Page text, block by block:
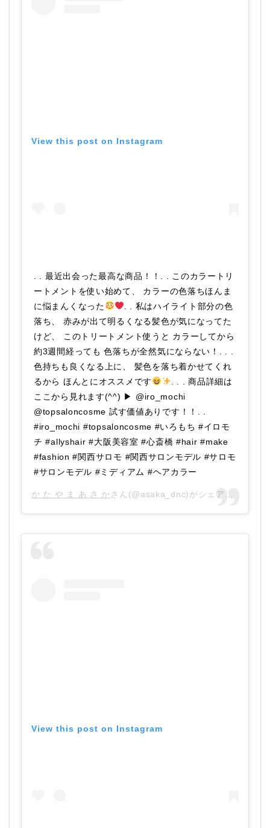
View this post on Instagram
. . 最近出会った最高な商品！！. . このカラートリ
ートメントを使い始めて、 カラーの色落ちほんま
に悩まんくなった
. . 私はハイライト部分の色
落ち、 赤みが出て明るくなる髪色が気になってた
けど、 このトリートメント使うと カラーしてから
約3週間経っても 色落ちが全然気にならない！. . .
色持ちも良くなる上に、 髪色を落ち着かせてくれ
るから ほんとにオススメです
. . . 商品詳細は
ここから見れます(^^) ▶︎ @iro_mochi
@topsaloncosme 試す価値ありです！！. .
#iro_mochi #topsaloncosme #いろもち #イロモ
チ #allyshair #大阪美容室 #心斎橋 #hair #make
#fashion #関西サロモ #関西サロンモデル #サロモ
#サロンモデル #ミディアム #ヘアカラー
か た や ま あ さ かさん(@asaka_dnc)がシェアした投稿 –
View this post on Instagram